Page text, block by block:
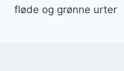
fløde og grønne urter